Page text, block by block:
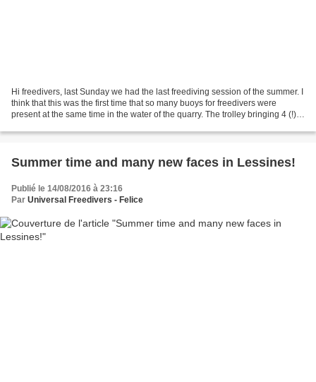
Hi freedivers, last Sunday we had the last freediving session of the summer. I
think that this was the first time that so many buoys for freedivers were
present at the same time in the water of the quarry. The trolley bringing 4 (!)
Summer time and many new faces in Lessines!
Publié le 14/08/2016 à 23:16
Par Universal Freedivers - Felice